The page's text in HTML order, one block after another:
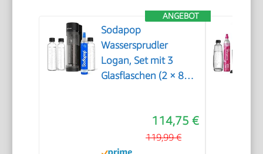
ANGEBOT
Sodapop
Wassersprudler
Logan, Set mit 3
Glasflaschen (2 × 850
Matt Schwarz, Höhe
114,75 €
119,99 €